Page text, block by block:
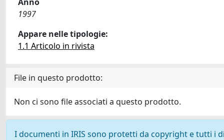
1997
Appare nelle tipologie:
1.1 Articolo in rivista
File in questo prodotto:
Non ci sono file associati a questo prodotto.
I documenti in IRIS sono protetti da copyright e tutti i